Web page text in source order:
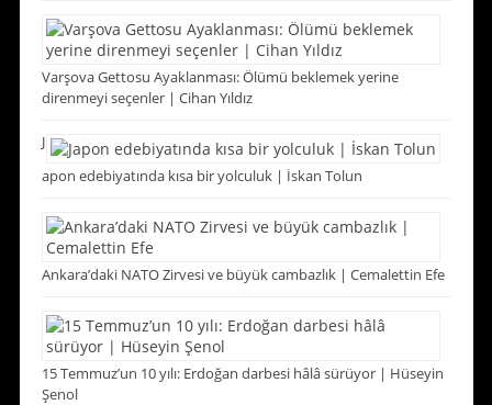
Varşova Gettosu Ayaklanması: Ölümü beklemek yerine
direnmeyi seçenler | Cihan Yıldız
J
apon edebiyatında kısa bir yolculuk | İskan Tolun
Ankara’daki NATO Zirvesi ve büyük cambazlık | Cemalettin Efe
15 Temmuz’un 10 yılı: Erdoğan darbesi hâlâ sürüyor | Hüseyin
Şenol